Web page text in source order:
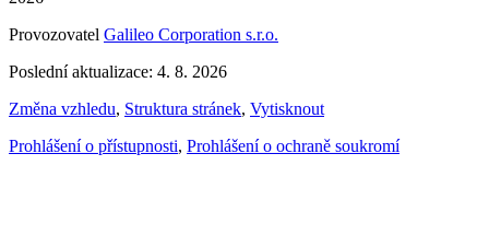
Provozovatel Galileo Corporation s.r.o.
Poslední aktualizace: 4. 8. 2026
Změna vzhledu, Struktura stránek, Vytisknout
Prohlášení o přístupnosti, Prohlášení o ochraně soukromí